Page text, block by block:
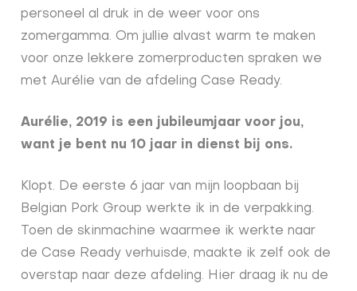
personeel al druk in de weer voor ons
zomergamma. Om jullie alvast warm te maken
voor onze lekkere zomerproducten spraken we
met Aurélie van de afdeling Case Ready.
Aurélie, 2019 is een jubileumjaar voor jou,
want je bent nu 10 jaar in dienst bij ons.
Klopt. De eerste 6 jaar van mijn loopbaan bij
Belgian Pork Group werkte ik in de verpakking.
Toen de skinmachine waarmee ik werkte naar
de Case Ready verhuisde, maakte ik zelf ook de
overstap naar deze afdeling. Hier draag ik nu de